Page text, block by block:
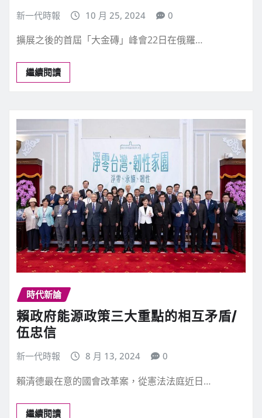
新一代時報 10 月 25, 2024 0
擴展之後的首屆「大金磚」峰會22日在俄羅…
繼續閱讀
時代新論
賴政府能源政策三大重點的相互矛盾/
伍忠信
新一代時報 8 月 13, 2024 0
賴清德最在意的國會改革案，從憲法法庭近日…
繼續閱讀